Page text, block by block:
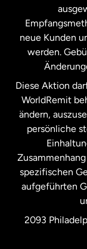
neue Kunden
werden.
Diese Aktion
WorldRemit
ändern,
persönliche
spezifischen
aufgeführten
2093